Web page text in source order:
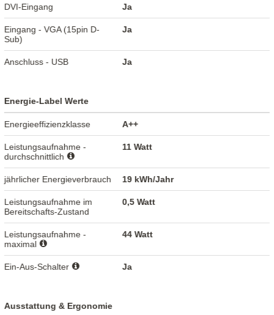
DVI-Eingang Ja
Eingang - VGA (15pin D-
Sub)
Ja
Anschluss - USB Ja
Energie-Label Werte
Energieeffizienzklasse A++
Leistungsaufnahme -
durchschnittlich
11 Watt
jährlicher Energieverbrauch 19 kWh/Jahr
Leistungsaufnahme im
Bereitschafts-Zustand
0,5 Watt
Leistungsaufnahme -
maximal
44 Watt
Ein-Aus-Schalter Ja
Ausstattung & Ergonomie